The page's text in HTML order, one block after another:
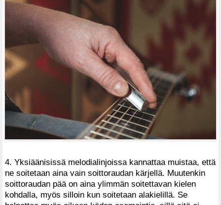
4. Yksiäänisissä melodialinjoissa kannattaa muistaa, että
ne soitetaan aina vain soittoraudan kärjellä. Muutenkin
soittoraudan pää on aina ylimmän soitettavan kielen
kohdalla, myös silloin kun soitetaan alakielillä. Se